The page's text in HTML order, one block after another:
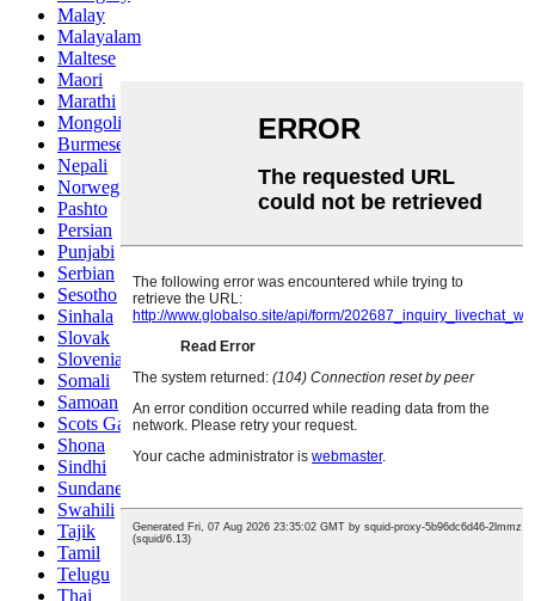
Malay
Malayalam
Maltese
Maori
Marathi
Mongolian
Burmese
Nepali
Norwegian
Pashto
Persian
Punjabi
Serbian
Sesotho
Sinhala
Slovak
Slovenian
Somali
Samoan
Scots Gaelic
Shona
Sindhi
Sundanese
Swahili
Tajik
Tamil
Telugu
Thai